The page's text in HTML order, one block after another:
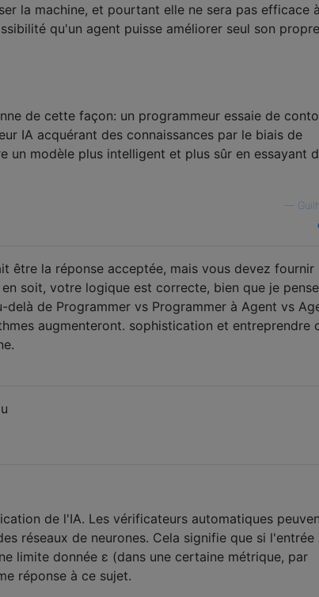
la machine, et pourtant elle ne sera pas efficace
qu'un agent puisse améliorer seul son propre
de cette façon: un programmeur essaie de
IA acquérant des connaissances par le biais de
un modèle plus intelligent et plus sûr en essayant
être la réponse acceptée, mais vous devez fournir
soit, votre logique est correcte, bien que je
delà de Programmer vs Programmer à Agent vs
augmenteront. sophistication et entreprendre
de l'IA. Les vérificateurs automatiques
réseaux de neurones. Cela signifie que si l'entrée
limite donnée ε (dans une certaine métrique, par
réponse à ce sujet.